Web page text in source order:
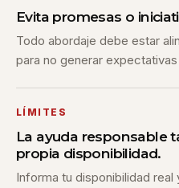
Evita promesas o
Todo abordaje debe estar
para no generar
LÍMITES
La ayuda responsable
propia disponibilidad.
Informa tu disponibilidad